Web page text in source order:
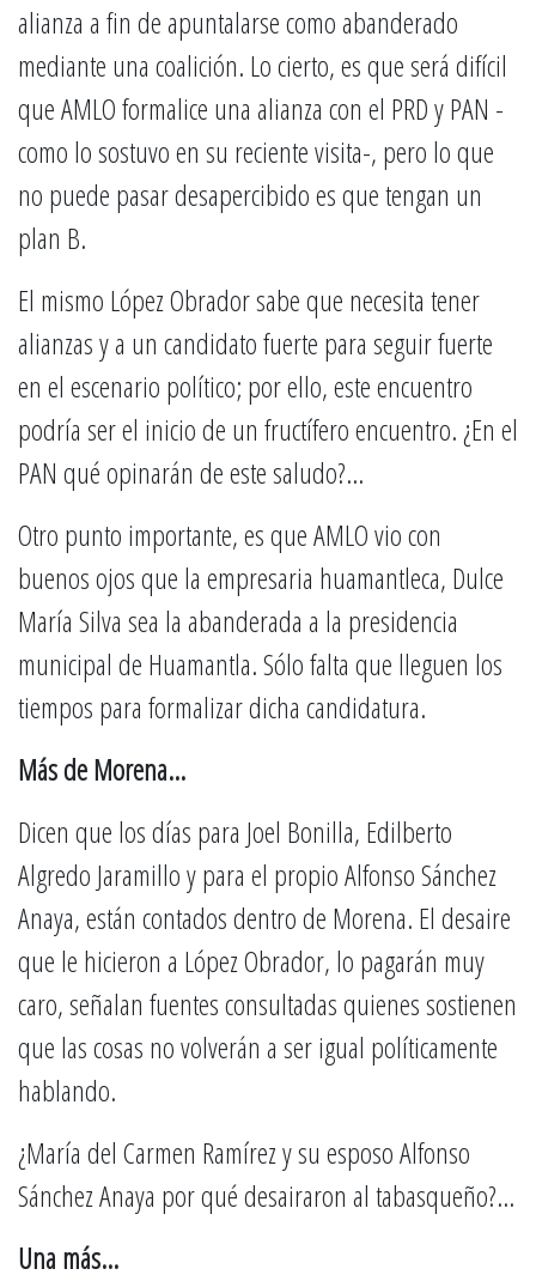
alianza a fin de apuntalarse como abanderado
mediante una coalición. Lo cierto, es que será difícil
que AMLO formalice una alianza con el PRD y PAN -
como lo sostuvo en su reciente visita-, pero lo que
no puede pasar desapercibido es que tengan un
plan B.
El mismo López Obrador sabe que necesita tener
alianzas y a un candidato fuerte para seguir fuerte
en el escenario político; por ello, este encuentro
podría ser el inicio de un fructífero encuentro. ¿En el
PAN qué opinarán de este saludo?…
Otro punto importante, es que AMLO vio con
buenos ojos que la empresaria huamantleca, Dulce
María Silva sea la abanderada a la presidencia
municipal de Huamantla. Sólo falta que lleguen los
tiempos para formalizar dicha candidatura.
Más de Morena…
Dicen que los días para Joel Bonilla, Edilberto
Algredo Jaramillo y para el propio Alfonso Sánchez
Anaya, están contados dentro de Morena. El desaire
que le hicieron a López Obrador, lo pagarán muy
caro, señalan fuentes consultadas quienes sostienen
que las cosas no volverán a ser igual políticamente
hablando.
¿María del Carmen Ramírez y su esposo Alfonso
Sánchez Anaya por qué desairaron al tabasqueño?…
Una más…